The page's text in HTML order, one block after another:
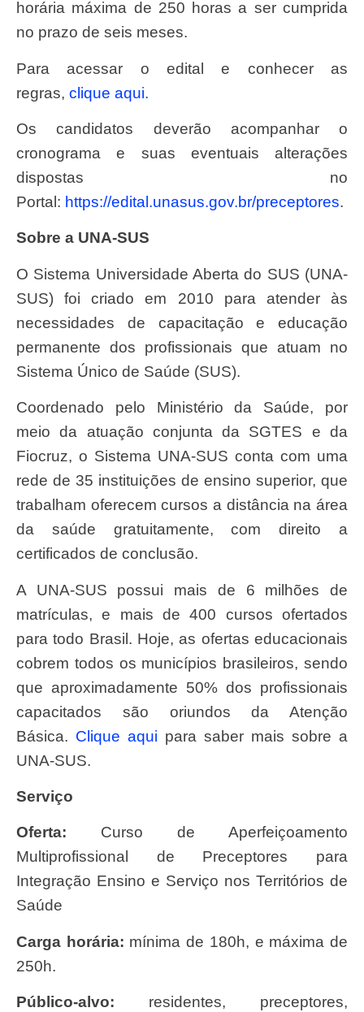
horária máxima de 250 horas a ser cumprida
no prazo de seis meses.
Para acessar o edital e conhecer as
regras, clique aqui.
Os candidatos deverão acompanhar o
cronograma e suas eventuais alterações
dispostas no
Portal: https://edital.unasus.gov.br/preceptores.
Sobre a UNA-SUS
O Sistema Universidade Aberta do SUS (UNA-
SUS) foi criado em 2010 para atender às
necessidades de capacitação e educação
permanente dos profissionais que atuam no
Sistema Único de Saúde (SUS).
Coordenado pelo Ministério da Saúde, por
meio da atuação conjunta da SGTES e da
Fiocruz, o Sistema UNA-SUS conta com uma
rede de 35 instituições de ensino superior, que
trabalham oferecem cursos a distância na área
da saúde gratuitamente, com direito a
certificados de conclusão.
A UNA-SUS possui mais de 6 milhões de
matrículas, e mais de 400 cursos ofertados
para todo Brasil. Hoje, as ofertas educacionais
cobrem todos os municípios brasileiros, sendo
que aproximadamente 50% dos profissionais
capacitados são oriundos da Atenção
Básica. Clique aqui para saber mais sobre a
UNA-SUS.
Serviço
Oferta: Curso de Aperfeiçoamento
Multiprofissional de Preceptores para
Integração Ensino e Serviço nos Territórios de
Saúde
Carga horária: mínima de 180h, e máxima de
250h.
Público-alvo: residentes, preceptores,